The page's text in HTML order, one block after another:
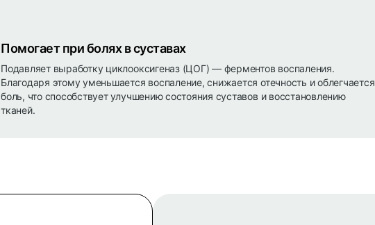
Помогает при болях в суставах
Подавляет выработку циклооксигеназ (ЦОГ) — ферментов воспаления.
Благодаря этому уменьшается воспаление, снижается отечность и облегчается
боль, что способствует улучшению состояния суставов и восстановлению
тканей.